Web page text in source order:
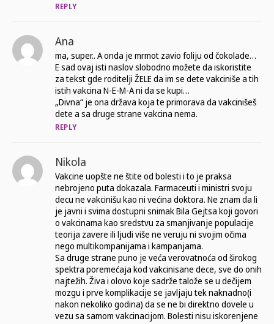
REPLY
Ana
ma, super.. A onda je mrmot zavio foliju od čokolade…
E sad ovaj isti naslov slobodno možete da iskoristite
za tekst gde roditelji ŽELE da im se dete vakciniše a tih
istih vakcina N-E-M-A ni da se kupi…
„Divna“ je ona država koja te primorava da vakcinišeš
dete a sa druge strane vakcina nema.
REPLY
Nikola
Vakcine uopšte ne štite od bolesti i to je praksa
nebrojeno puta dokazala. Farmaceuti i ministri svoju
decu ne vakcinišu kao ni većina doktora. Ne znam da li
je javni i svima dostupni snimak Bila Gejtsa koji govori
o vakcinama kao sredstvu za smanjivanje populacije
teorija zavere ili ljudi više ne veruju ni svojim očima
nego multikompanijama i kampanjama.
Sa druge strane puno je veća verovatnoća od širokog
spektra poremećaja kod vakcinisane dece, sve do onih
najtežih. Živa i olovo koje sadrže talože se u dečijem
mozgu i prve komplikacije se javljaju tek naknadno(i
nakon nekoliko godina) da se ne bi direktno dovele u
vezu sa samom vakcinacijom. Bolesti nisu iskorenjene